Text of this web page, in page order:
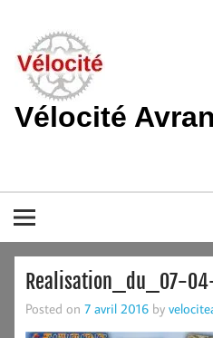
content
Vélocité
Realisation_du_07-
Posted on 7 avril 2016 by